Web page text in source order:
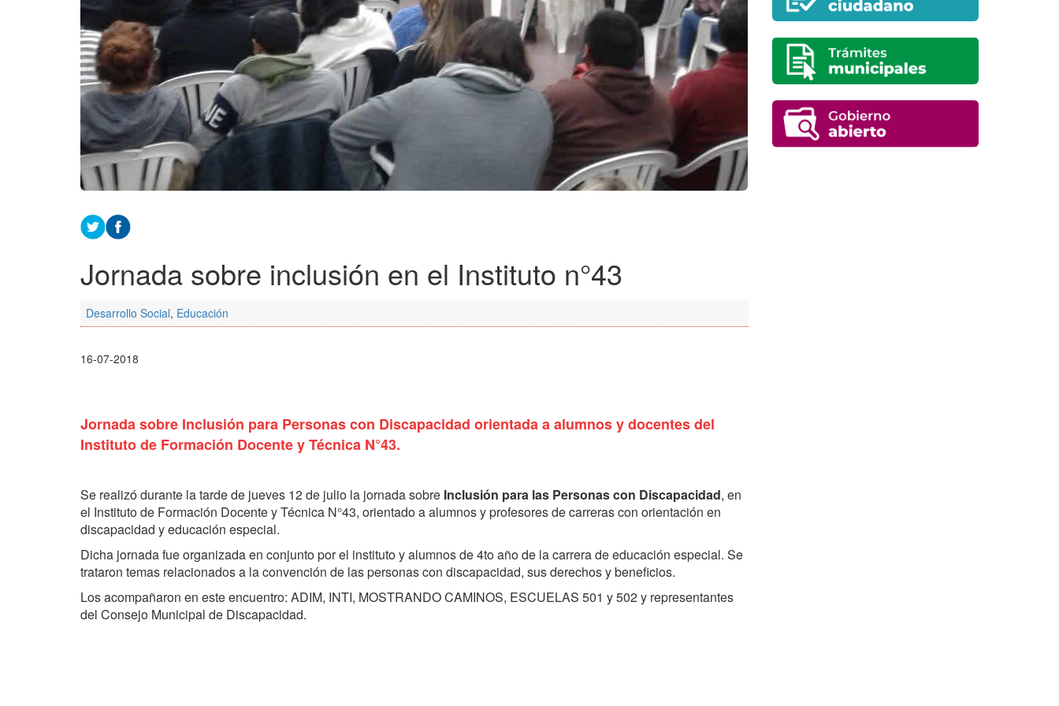
Jornada sobre inclusión en el Instituto n°43
Desarrollo Social, Educación
16-07-2018
Jornada sobre Inclusión para Personas con Discapacidad orientada a alumnos y docentes del
Instituto de Formación Docente y Técnica N°43.
Se realizó durante la tarde de jueves 12 de julio la jornada sobre Inclusión para las Personas con Discapacidad, en
el Instituto de Formación Docente y Técnica N°43, orientado a alumnos y profesores de carreras con orientación en
discapacidad y educación especial.
Dicha jornada fue organizada en conjunto por el instituto y alumnos de 4to año de la carrera de educación especial. Se
trataron temas relacionados a la convención de las personas con discapacidad, sus derechos y beneficios.
Los acompañaron en este encuentro: ADIM, INTI, MOSTRANDO CAMINOS, ESCUELAS 501 y 502 y representantes
del Consejo Municipal de Discapacidad.